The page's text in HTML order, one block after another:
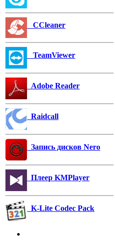
CCleaner
TeamViewer
Adobe Reader
Raidcall
Запись дисков Nero
Плеер KMPlayer
K-Lite Codec Pack